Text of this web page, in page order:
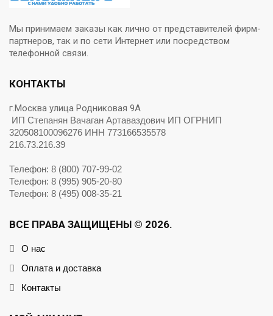
Мы принимаем заказы как лично от представителей фирм-
партнеров, так и по сети Интернет или посредством
телефонной связи.
КОНТАКТЫ
г.Москва улица Родниковая 9А
ИП Степанян Вачаган Артаваздович ИП ОГРНИП
320508100096276 ИНН 773166535578
216.73.216.39
Телефон: 8 (800) 707-99-02
Телефон: 8 (995) 905-20-80
Телефон: 8 (495) 008-35-21
ВСЕ ПРАВА ЗАЩИЩЕНЫ © 2026.
О нас
Оплата и доставка
Контакты